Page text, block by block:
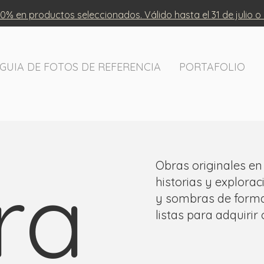
en productos seleccionados. Válido hasta el 31 de julio
DE FOTOS DE REFERENCIA PORTAFOLIO
Obras originales
historias y
y sombras de
listas para adquirir